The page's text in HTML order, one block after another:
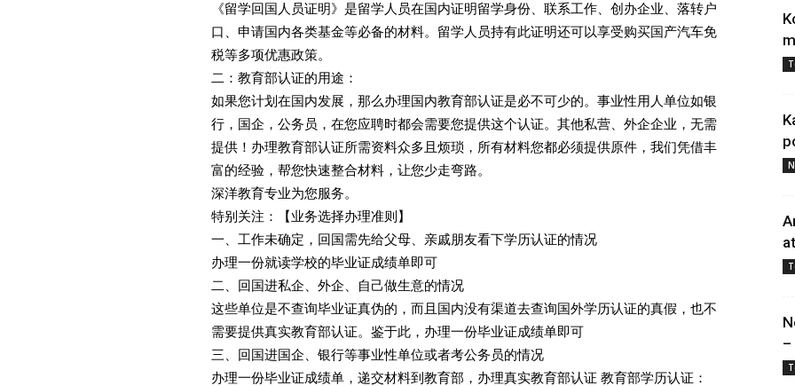
《留学回国人员证明》是留学人员在国内证明留学身份、联系工作、创办企业、落转户
口、申请国内各类基金等必备的材料。留学人员持有此证明还可以享受购买国产汽车免
税等多项优惠政策。
二：教育部认证的用途：
如果您计划在国内发展，那么办理国内教育部认证是必不可少的。事业性用人单位如银
行，国企，公务员，在您应聘时都会需要您提供这个认证。其他私营、外企企业，无需
提供！办理教育部认证所需资料众多且烦琐，所有材料您都必须提供原件，我们凭借丰
富的经验，帮您快速整合材料，让您少走弯路。
深洋教育专业为您服务。
特别关注：【业务选择办理准则】
一、工作未确定，回国需先给父母、亲戚朋友看下学历认证的情况
办理一份就读学校的毕业证成绩单即可
二、回国进私企、外企、自己做生意的情况
这些单位是不查询毕业证真伪的，而且国内没有渠道去查询国外学历认证的真假，也不
需要提供真实教育部认证。鉴于此，办理一份毕业证成绩单即可
三、回国进国企、银行等事业性单位或者考公务员的情况
办理一份毕业证成绩单，递交材料到教育部，办理真实教育部认证 教育部学历认证：
–